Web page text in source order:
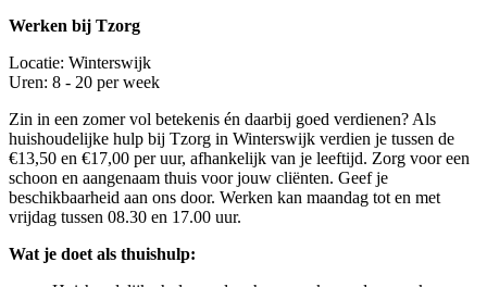
Werken bij Tzorg
Locatie: Winterswijk
Uren: 8 - 20 per week
Zin in een zomer vol betekenis én daarbij goed verdienen? Als
huishoudelijke hulp bij Tzorg in Winterswijk verdien je tussen de
€13,50 en €17,00 per uur, afhankelijk van je leeftijd. Zorg voor een
schoon en aangenaam thuis voor jouw cliënten. Geef je
beschikbaarheid aan ons door. Werken kan maandag tot en met
vrijdag tussen 08.30 en 17.00 uur.
Wat je doet als thuishulp: